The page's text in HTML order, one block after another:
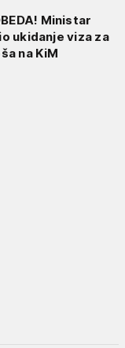
Ministar
ukidanje viza za
na KiM